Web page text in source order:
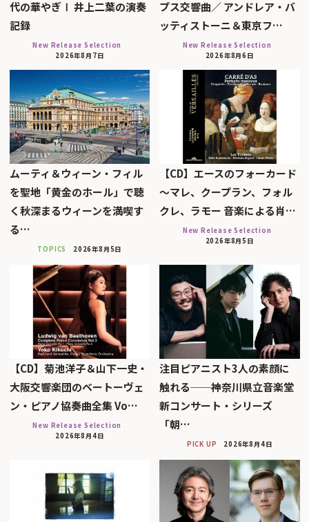
代の華やぎⅠ 井上二葉の演奏
記録
New Release Selection
2026年8月7日
プス交響曲／ アンドレア・バ
ッティストーニ＆東京フ…
New Release Selection
2026年8月6日
ムーティ＆ウィーン・フィル
を聖地「黄金のホール」で聴
く秋深まるウィーンを満喫す
る…
TOPICS 2026年8月5日
【CD】エースのフォーカード
～マレ、クープラン、フォル
クレ、ラモー 音楽による肖…
New Release Selection
2026年8月5日
【CD】菊池洋子＆山下一史・
大阪交響楽団のベートーヴェ
ン・ピアノ協奏曲全集 Vo…
New Release Selection
2026年8月4日
注目ピアニスト3人の素顔に
触れる──神奈川県立音楽堂
新コンサート・シリーズ
「朝…
PICK UP 2026年8月4日